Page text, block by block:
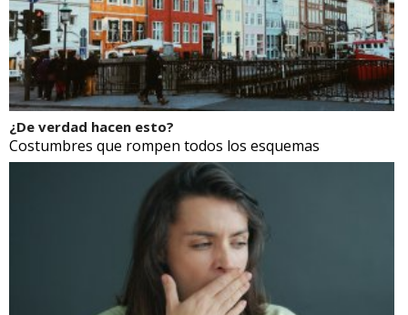
¿De verdad hacen esto?
Costumbres que rompen todos los esquemas